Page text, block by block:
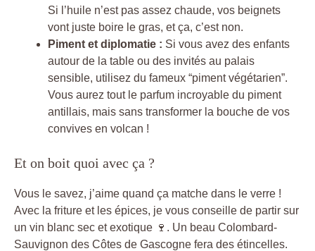
Si l’huile n’est pas assez chaude, vos beignets
vont juste boire le gras, et ça, c’est non.
Piment et diplomatie : Si vous avez des enfants
autour de la table ou des invités au palais
sensible, utilisez du fameux “piment végétarien”.
Vous aurez tout le parfum incroyable du piment
antillais, mais sans transformer la bouche de vos
convives en volcan !
Et on boit quoi avec ça ?
Vous le savez, j’aime quand ça matche dans le verre !
Avec la friture et les épices, je vous conseille de partir sur
un vin blanc sec et exotique 🍷. Un beau Colombard-
Sauvignon des Côtes de Gascogne fera des étincelles.